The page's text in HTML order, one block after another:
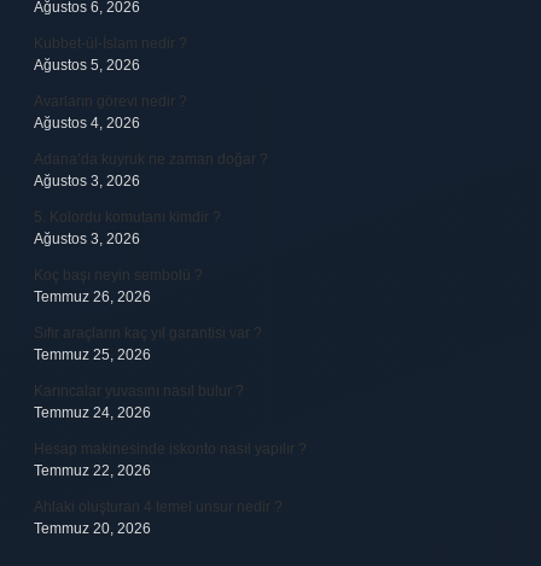
Ağustos 6, 2026
Kubbet-ül-İslam nedir ?
Ağustos 5, 2026
Avarların görevi nedir ?
Ağustos 4, 2026
Adana’da kuyruk ne zaman doğar ?
Ağustos 3, 2026
5. Kolordu komutanı kimdir ?
Ağustos 3, 2026
Koç başı neyin sembolü ?
Temmuz 26, 2026
Sıfır araçların kaç yıl garantisi var ?
Temmuz 25, 2026
Karıncalar yuvasını nasıl bulur ?
Temmuz 24, 2026
Hesap makinesinde iskonto nasıl yapılır ?
Temmuz 22, 2026
Ahlaki oluşturan 4 temel unsur nedir ?
Temmuz 20, 2026